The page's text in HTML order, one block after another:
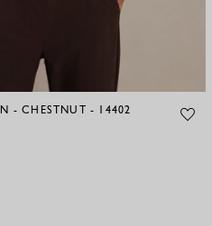
- CHESTNUT - 14402